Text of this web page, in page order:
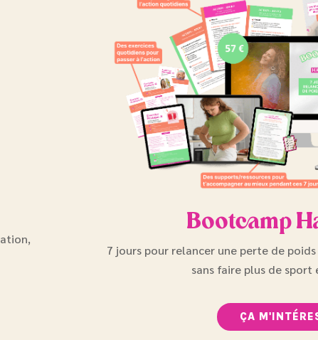
Bootcamp
7 jours pour relancer une perte de
sans faire plus de sport
ÇA